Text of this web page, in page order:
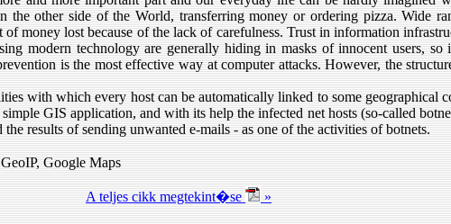
the other side of the World, transferring money or ordering pizza. Wide
money lost because of the lack of carefulness. Trust in information
modern technology are generally hiding in masks of innocent users,
is the most effective way at computer attacks. However, the
with which every host can be automatically linked to some geographical
GIS application, and with its help the infected net hosts (so-called
results of sending unwanted e-mails - as one of the activities of botnets.
Google Maps
A teljes cikk megtekint�se »